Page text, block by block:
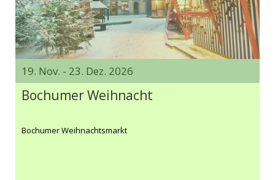
19. Nov. - 23. Dez. 2026
Bochumer Weihnacht
Bochumer Weihnachtsmarkt